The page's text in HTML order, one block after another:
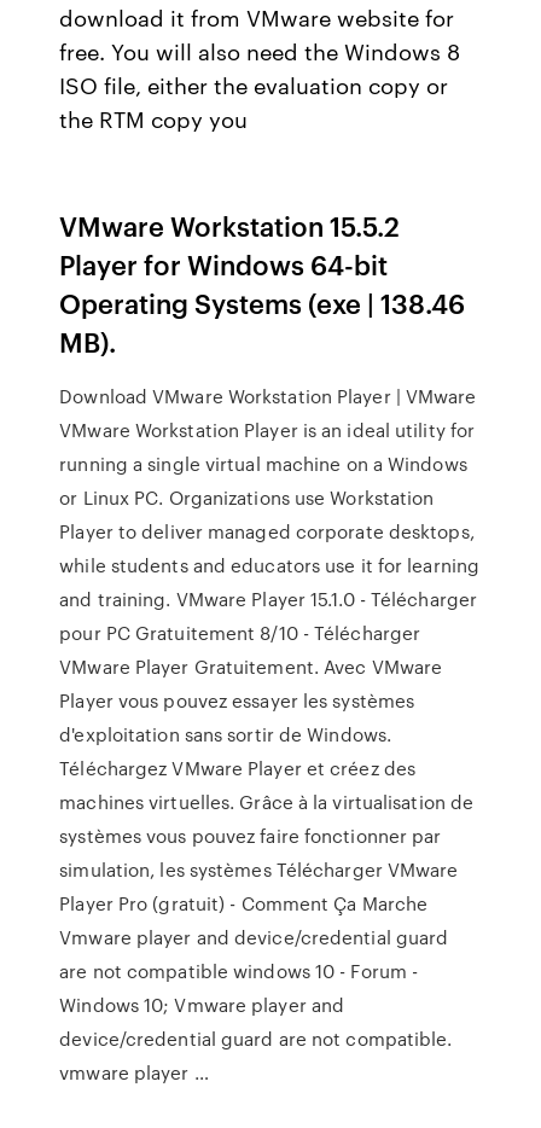
download it from VMware website for
free. You will also need the Windows 8
ISO file, either the evaluation copy or
the RTM copy you
VMware Workstation 15.5.2
Player for Windows 64-bit
Operating Systems (exe | 138.46
MB).
Download VMware Workstation Player | VMware
VMware Workstation Player is an ideal utility for
running a single virtual machine on a Windows
or Linux PC. Organizations use Workstation
Player to deliver managed corporate desktops,
while students and educators use it for learning
and training. VMware Player 15.1.0 - Télécharger
pour PC Gratuitement 8/10 - Télécharger
VMware Player Gratuitement. Avec VMware
Player vous pouvez essayer les systèmes
d'exploitation sans sortir de Windows.
Téléchargez VMware Player et créez des
machines virtuelles. Grâce à la virtualisation de
systèmes vous pouvez faire fonctionner par
simulation, les systèmes Télécharger VMware
Player Pro (gratuit) - Comment Ça Marche
Vmware player and device/credential guard
are not compatible windows 10 - Forum -
Windows 10; Vmware player and
device/credential guard are not compatible.
vmware player …